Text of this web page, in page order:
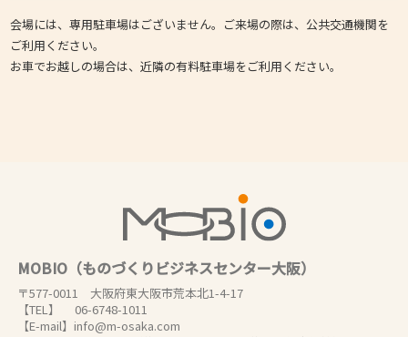
会場には、専用駐車場はございません。ご来場の際は、公共交通機関を
ご利用ください。
お車でお越しの場合は、近隣の有料駐車場をご利用ください。
MOBIO（ものづくりビジネスセンター大阪）
〒577-0011 大阪府東大阪市荒本北1-4-17
【TEL】 06-6748-1011
【E-mail】info@m-osaka.com